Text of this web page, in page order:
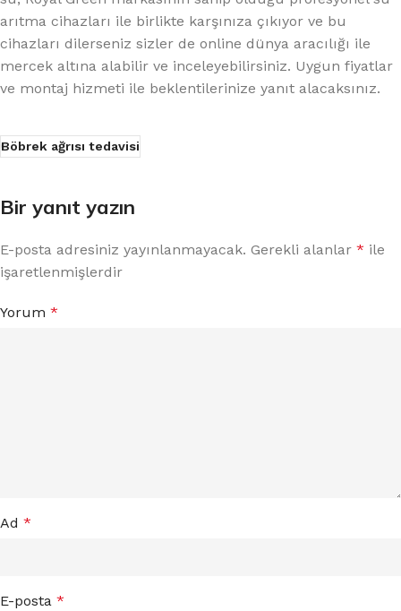
arıtma cihazları ile birlikte karşınıza çıkıyor ve bu
cihazları dilerseniz sizler de online dünya aracılığı ile
mercek altına alabilir ve inceleyebilirsiniz. Uygun fiyatlar
ve montaj hizmeti ile beklentilerinize yanıt alacaksınız.
Böbrek ağrısı tedavisi
Bir yanıt yazın
E-posta adresiniz yayınlanmayacak. Gerekli alanlar * ile
işaretlenmişlerdir
Yorum *
Ad *
E-posta *